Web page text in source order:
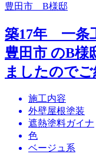
豊田市 B様邸
築17年 一条
豊田市 のB様
ましたのでご
施工内容
外壁屋根塗装
遮熱塗料ガイナ
色
ベージュ系